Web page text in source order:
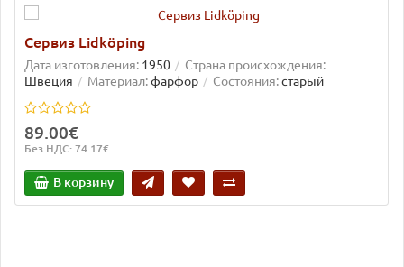
Сервиз Lidköping
Дата изготовления: 1950
Страна происхождения:
Швеция
Материал:фарфор Состояния:старый
89.00€
Без НДС: 74.17€
В корзину